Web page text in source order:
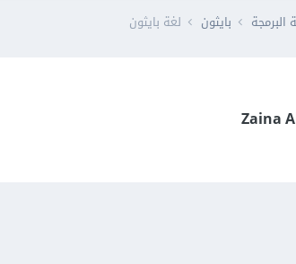
البرمجة بايثون لغة بايثون